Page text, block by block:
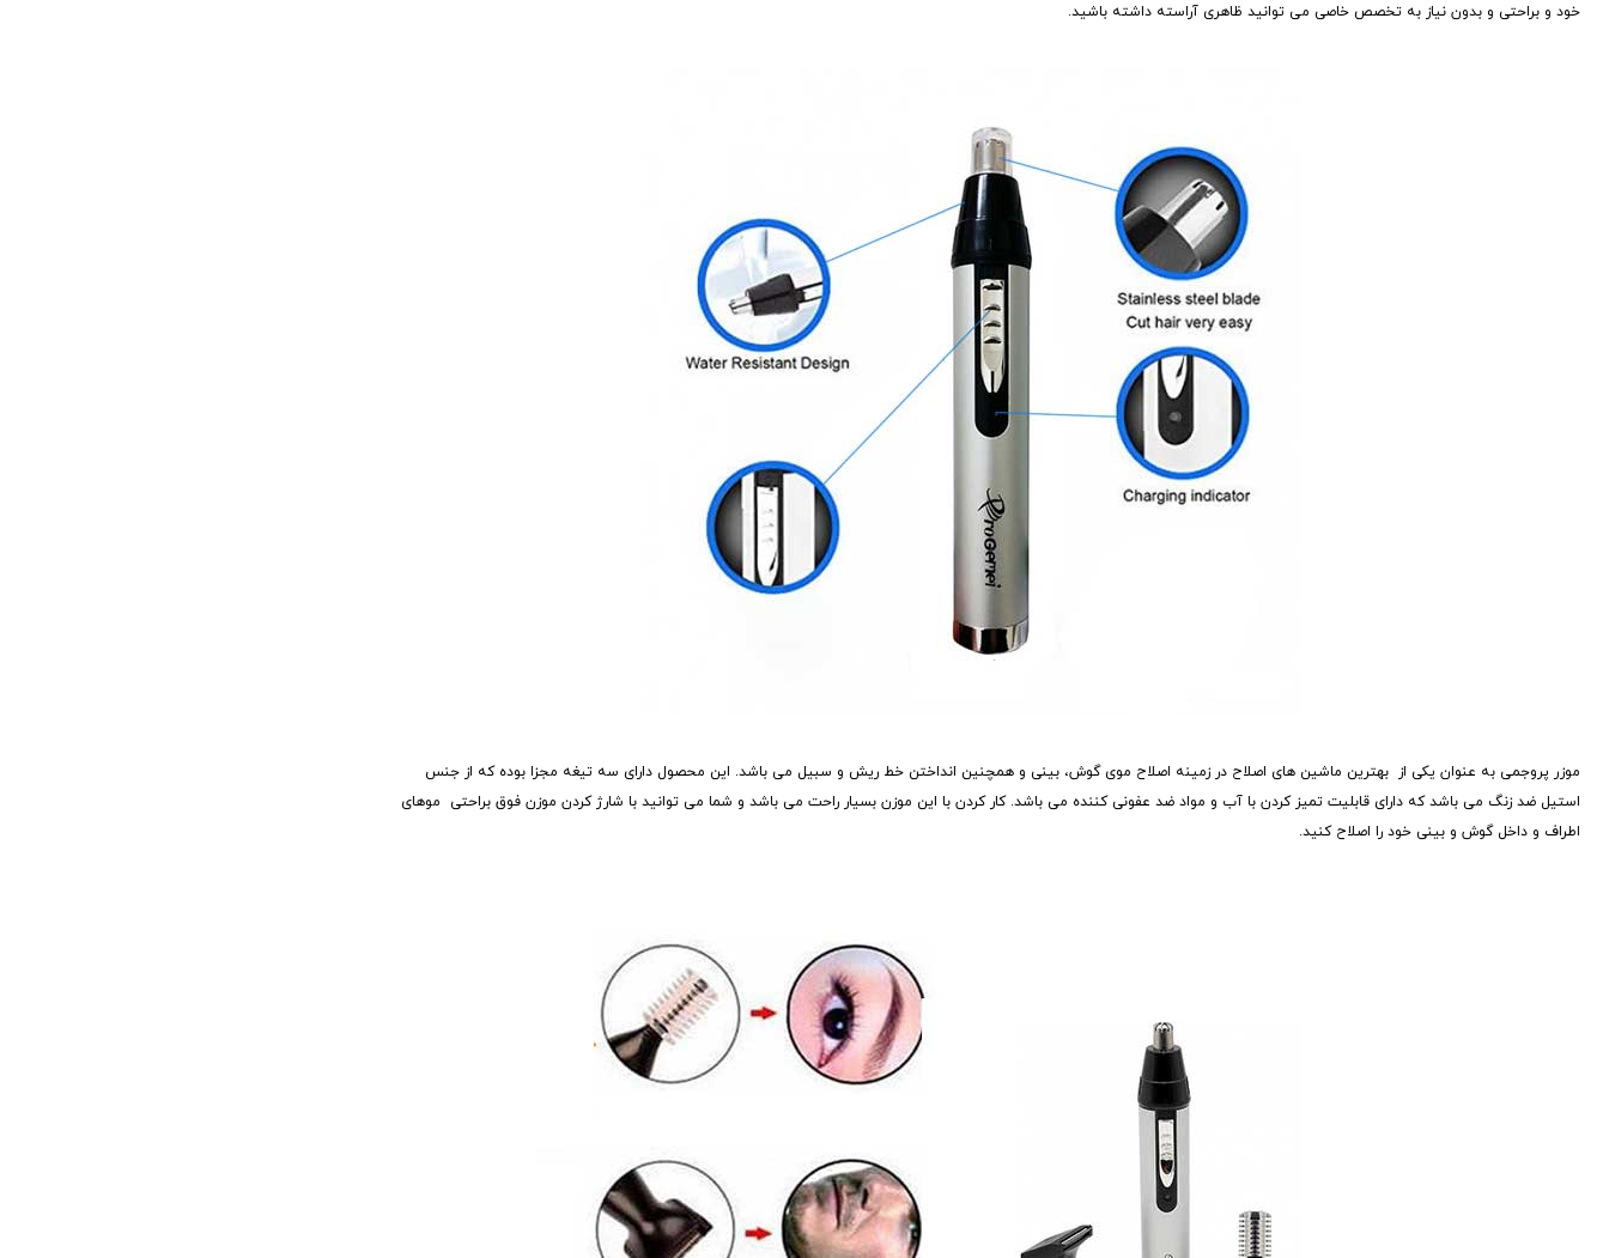
خود و براحتی و بدون نیاز به تخصص خاصی می توانید ظاهری آراسته داشته باشید.
موزر پروجمی به عنوان یکی از بهترین ماشین های اصلاح در زمینه اصلاح موی گوش، بینی و همچنین انداختن خط ریش و سبیل می باشد. این محصول دارای سه تیغه مجزا بوده که از جنس
استیل ضد زنگ می باشد که دارای قابلیت تمیز کردن با آب و مواد ضد عفونی کننده می باشد. کار کردن با این موزن بسیار راحت می باشد و شما می توانید با شارژ کردن موزن فوق براحتی موهای
اطراف و داخل گوش و بینی خود را اصلاح کنید.